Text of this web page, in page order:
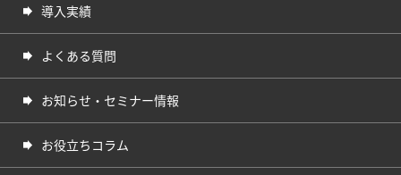
導入実績
よくある質問
お知らせ・セミナー情報
お役立ちコラム